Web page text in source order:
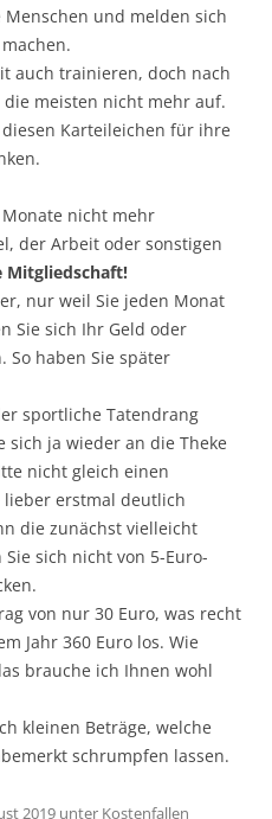
und melden sich
auch trainieren, doch nach
meisten nicht mehr auf.
Karteileichen für ihre
nicht mehr
der Arbeit oder sonstigen
Mitgliedschaft!
nur weil Sie jeden Monat
Sie sich Ihr Geld oder
So haben Sie später
sportliche Tatendrang
sich ja wieder an die Theke
nicht gleich einen
lieber erstmal deutlich
die zunächst vielleicht
sich nicht von 5-Euro-
von nur 30 Euro, was recht
Jahr 360 Euro los. Wie
brauche ich Ihnen wohl
kleinen Beträge, welche
schrumpfen lassen.
2019 unter Kostenfallen